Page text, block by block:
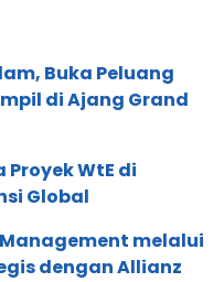
Buka Peluang
di Ajang Grand
Proyek WtE di
Global
Management melalui
dengan Allianz